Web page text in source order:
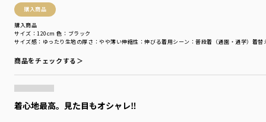
購入商品
購入商品
サイズ感 ：ゆったり 生地の厚さ ：やや薄い伸縮性 ：伸びる着用シーン ：普段着（通園・通学） 着替
サイズ：120cm 色：ブラック
商品をチェックする＞
着心地最高。見た目もオシャレ‼︎